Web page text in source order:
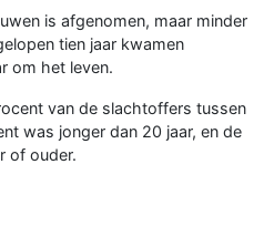
is afgenomen, maar minder
tien jaar kwamen
om het leven.
van de slachtoffers tussen
was jonger dan 20 jaar, en de
of ouder.